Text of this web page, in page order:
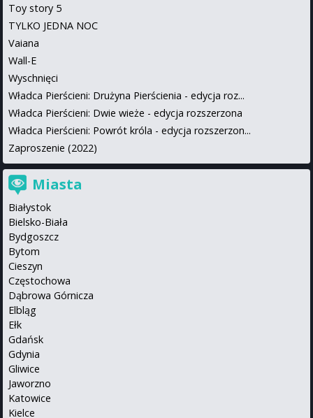
Toy story 5
TYLKO JEDNA NOC
Vaiana
Wall-E
Wyschnięci
Władca Pierścieni: Drużyna Pierścienia - edycja roz...
Władca Pierścieni: Dwie wieże - edycja rozszerzona
Władca Pierścieni: Powrót króla - edycja rozszerzon...
Zaproszenie (2022)
Miasta
Białystok
Bielsko-Biała
Bydgoszcz
Bytom
Cieszyn
Częstochowa
Dąbrowa Górnicza
Elbląg
Ełk
Gdańsk
Gdynia
Gliwice
Jaworzno
Katowice
Kielce